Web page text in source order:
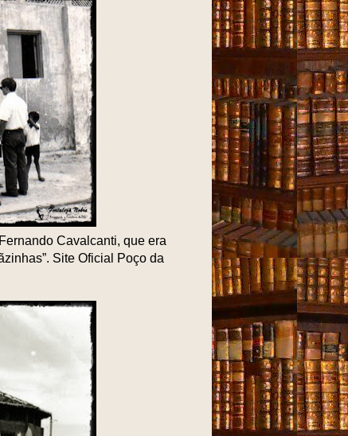
Cavalcanti, que era
Site Oficial Poço da